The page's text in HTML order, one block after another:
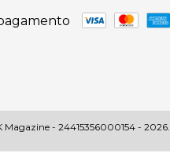
- 24415356000154 - 2026.